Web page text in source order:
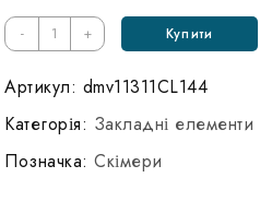
-
Кількість
Скиммер
WIDE
(под
лайнер)
+ Купити
Артикул: dmv11311CL144
Категорія: Закладні елементи
Позначка: Скімери